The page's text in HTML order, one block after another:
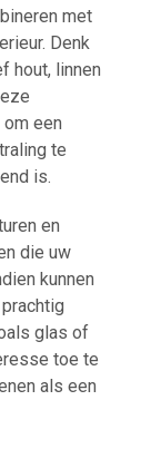
met
Denk
hout, linnen
een
te
is.
en
die uw
kunnen
glas of
toe te
als een